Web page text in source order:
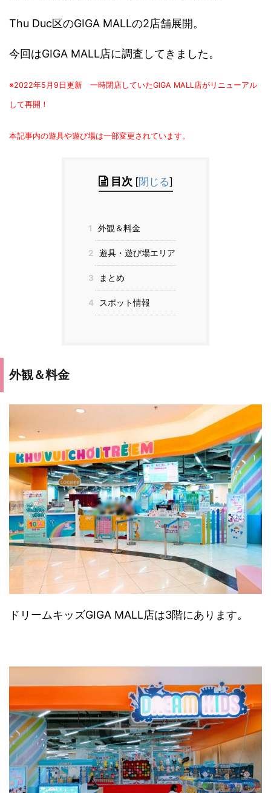
Thu Duc区のGIGA MALLの2店舗展開。
今回はGIGA MALL店に調査してきました。
※2022年5月9日更新 一時閉店していたGIGA MALL店がリニューアル
して再開！
本記事内の遊具や遊び場は一部変更されています。
目次 [閉じる]
1 外観＆料金
2 遊具・遊び場エリア
3 まとめ
4 スポット情報
外観＆料金
ドリームキッズGIGA MALL店は3階にあります。